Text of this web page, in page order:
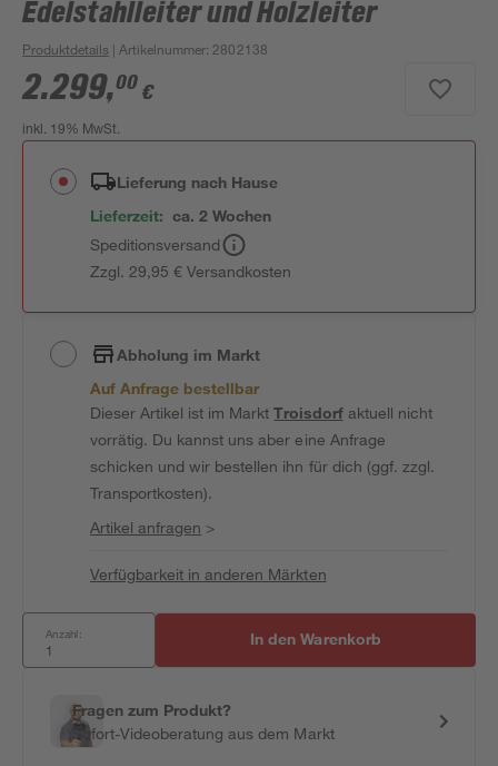
Edelstahlleiter und Holzleiter
Produktdetails | Artikelnummer: 2802138
2.299,00 €
inkl. 19% MwSt.
Lieferung nach Hause
Lieferzeit: ca. 2 Wochen
Speditionsversand
Zzgl. 29,95 € Versandkosten
Abholung im Markt
Auf Anfrage bestellbar
Dieser Artikel ist im MarktTroisdorfaktuell nicht
vorrätig. Du kannst uns aber eine Anfrage
schicken und wir bestellen ihn für dich (ggf. zzgl.
Transportkosten).
Artikel anfragen >
Verfügbarkeit in anderen Märkten
Anzahl: In den Warenkorb
Fragen zum Produkt?
Sofort-Videoberatung aus dem Markt